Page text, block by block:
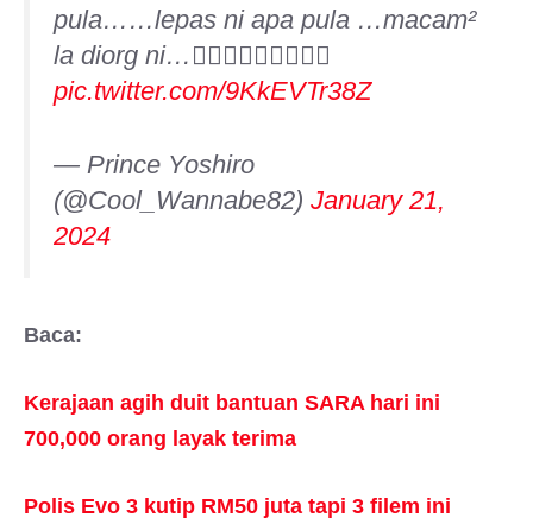
pula……lepas ni apa pula …macam²
la diorg ni…🤦🏻‍♂️🤦🏻‍♂️🤦🏻‍♂️
pic.twitter.com/9KkEVTr38Z
— Prince Yoshiro
(@Cool_Wannabe82) January 21,
2024
Baca:
Kerajaan agih duit bantuan SARA hari ini
700,000 orang layak terima
Polis Evo 3 kutip RM50 juta tapi 3 filem ini